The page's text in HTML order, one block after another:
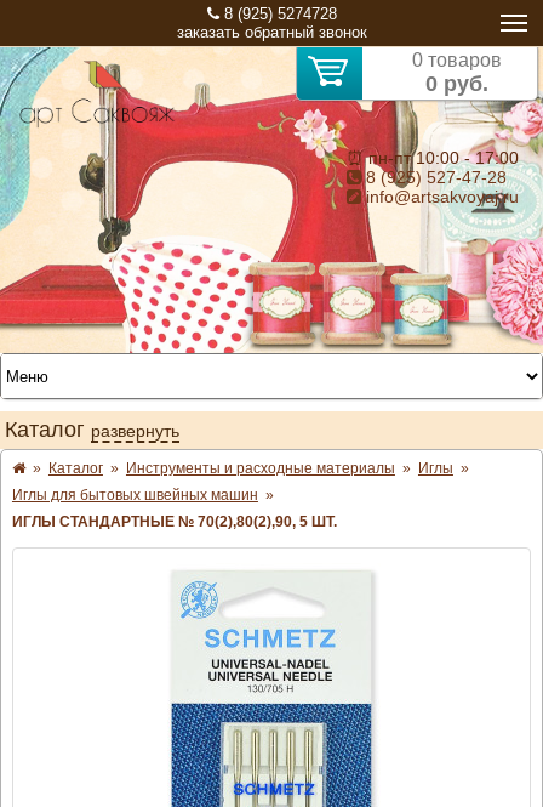
8 (925) 5274728
заказать обратный звонок
0 товаров
0 руб.
⏰ пн-пт 10:00 - 17:00
8 (925) 527-47-28
info@artsakvoyaj.ru
Каталог развернуть
» Каталог » Инструменты и расходные материалы » Иглы »
Иглы для бытовых швейных машин »
ИГЛЫ СТАНДАРТНЫЕ № 70(2),80(2),90, 5 ШТ.